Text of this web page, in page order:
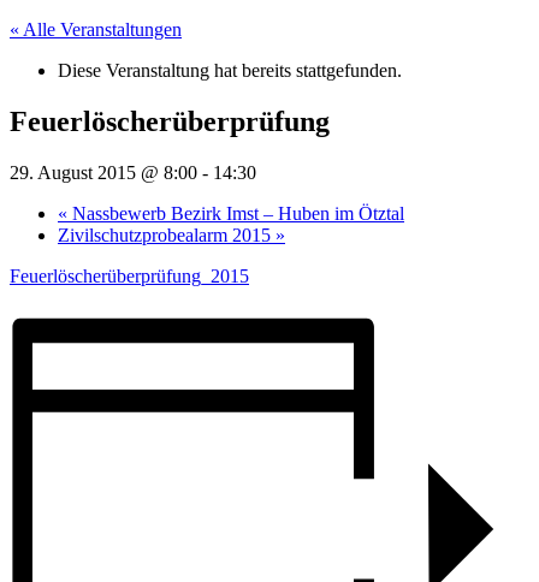
« Alle Veranstaltungen
Diese Veranstaltung hat bereits stattgefunden.
Feuerlöscherüberprüfung
29. August 2015 @ 8:00 - 14:30
« Nassbewerb Bezirk Imst – Huben im Ötztal
Zivilschutzprobealarm 2015 »
Feuerlöscherüberprüfung_2015